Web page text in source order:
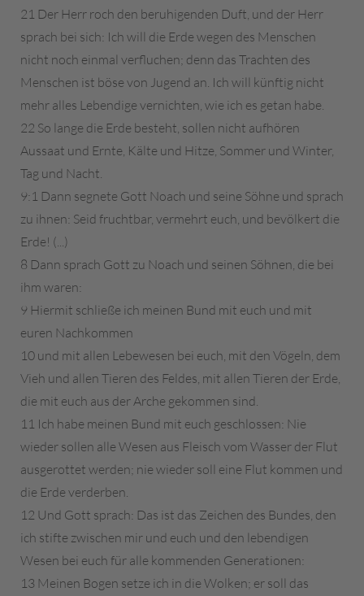
21 Der Herr roch den beruhigenden Duft, und der Herr
sprach bei sich: Ich will die Erde wegen des Menschen
nicht noch einmal verfluchen; denn das Trachten des
Menschen ist böse von Jugend an. Ich will künftig nicht
mehr alles Lebendige vernichten, wie ich es getan habe.
22 So lange die Erde besteht, sollen nicht aufhören
Aussaat und Ernte, Kälte und Hitze, Sommer und Winter,
Tag und Nacht.
9:1 Dann segnete Gott Noach und seine Söhne und sprach
zu ihnen: Seid fruchtbar, vermehrt euch, und bevölkert die
Erde! (...)
8 Dann sprach Gott zu Noach und seinen Söhnen, die bei
ihm waren:
9 Hiermit schließe ich meinen Bund mit euch und mit
euren Nachkommen
10 und mit allen Lebewesen bei euch, mit den Vögeln, dem
Vieh und allen Tieren des Feldes, mit allen Tieren der Erde,
die mit euch aus der Arche gekommen sind.
11 Ich habe meinen Bund mit euch geschlossen: Nie
wieder sollen alle Wesen aus Fleisch vom Wasser der Flut
ausgerottet werden; nie wieder soll eine Flut kommen und
die Erde verderben.
12 Und Gott sprach: Das ist das Zeichen des Bundes, den
ich stifte zwischen mir und euch und den lebendigen
Wesen bei euch für alle kommenden Generationen:
13 Meinen Bogen setze ich in die Wolken; er soll das